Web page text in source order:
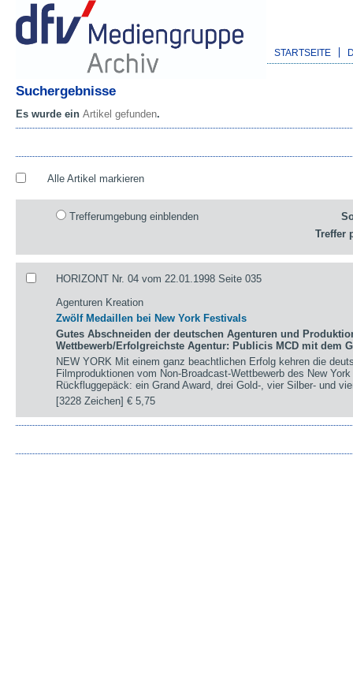
STARTSEITE
Suchergebnisse
Es wurde ein Artikel gefunden.
Alle Artikel markieren
Trefferumgebung einblenden
Treffer
HORIZONT Nr. 04 vom 22.01.1998 Seite 035
Agenturen Kreation
Zwölf Medaillen bei New York Festivals
Gutes Abschneiden der deutschen Agenturen und
Wettbewerb/Erfolgreichste Agentur: Publicis MCD mit dem
NEW YORK Mit einem ganz beachtlichen Erfolg kehren die
Filmproduktionen vom Non-Broadcast-Wettbewerb des New
Rückfluggepäck: ein Grand Award, drei Gold-, vier Silber- und
[3228 Zeichen]€ 5,75